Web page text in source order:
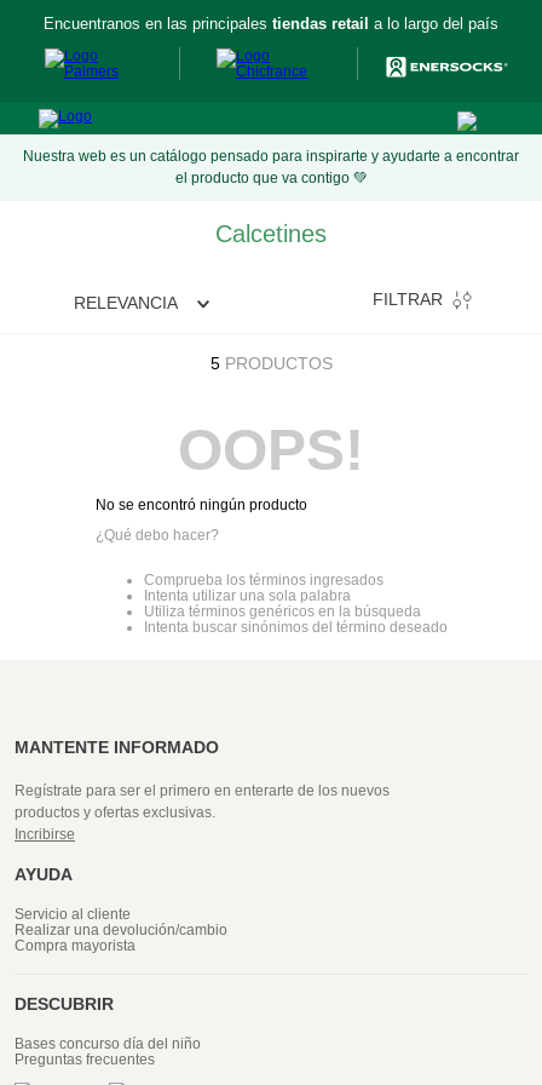
Encuentranos en las principales tiendas retail a lo largo del país
Nuestra web es un catálogo pensado para inspirarte y ayudarte a encontrar
el producto que va contigo 💚
Calcetines
RELEVANCIA FILTRAR
5 PRODUCTOS
OOPS!
No se encontró ningún producto
¿Qué debo hacer?
Comprueba los términos ingresados
Intenta utilizar una sola palabra
Utiliza términos genéricos en la búsqueda
Intenta buscar sinónimos del término deseado
MANTENTE INFORMADO
Regístrate para ser el primero en enterarte de los nuevos
productos y ofertas exclusivas.
Incribirse
AYUDA
Servicio al cliente
Realizar una devolución/cambio
Compra mayorista
DESCUBRIR
Bases concurso día del niño
Preguntas frecuentes